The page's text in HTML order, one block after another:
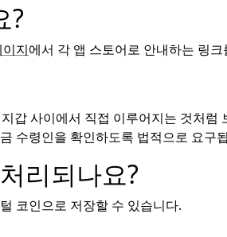
?
지에서 각 앱 스토어로 안내하는 링
갑 사이에서 직접 이루어지는 것처럼
수령인을 확인하도록 법적으로 요구
리되나요?
코인으로 저장할 수 있습니다.